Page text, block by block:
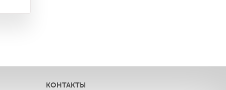
КОНТАКТЫ